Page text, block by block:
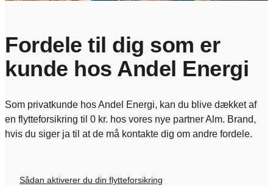
Fordele til dig som er
kunde hos Andel Energi
Som privatkunde hos Andel Energi, kan du blive dækket af
en flytteforsikring til 0 kr. hos vores nye partner Alm. Brand,
hvis du siger ja til at de må kontakte dig om andre fordele.
Sådan aktiverer du din flytteforsikring